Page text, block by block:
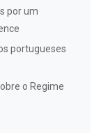
por um
portugueses
o Regime